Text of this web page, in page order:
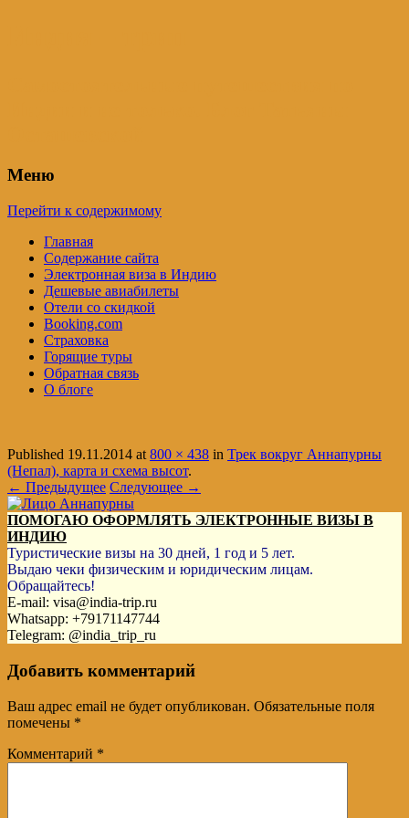
Меню
Перейти к содержимому
Главная
Содержание сайта
Электронная виза в Индию
Дешевые авиабилеты
Отели со скидкой
Booking.com
Страховка
Горящие туры
Обратная связь
О блоге
Published 19.11.2014 at800 × 438 in Трек вокруг Аннапурны
(Непал), карта и схема высот.
← Предыдущее Следующее →
ПОМОГАЮ ОФОРМЛЯТЬ ЭЛЕКТРОННЫЕ ВИЗЫ В
ИНДИЮ
Туристические визы на 30 дней, 1 год и 5 лет.
Выдаю чеки физическим и юридическим лицам.
Обращайтесь!
E-mail: visa@india-trip.ru
Whatsapp: +79171147744
Telegram: @india_trip_ru
Добавить комментарий
Ваш адрес email не будет опубликован. Обязательные поля
помечены *
Комментарий *